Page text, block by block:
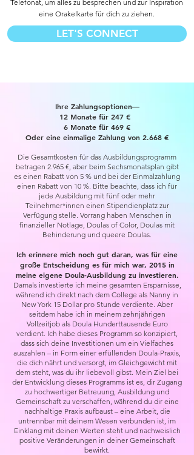
Telefonat, um alles zu besprechen und zur Inspiration
eine Orakelkarte für dich zu ziehen.
LET'S CONNECT
Ihre Zahlungsoptionen—
12 Monate für 247 €
6 Monate für 469 €
Oder eine einmalige Zahlung von 2.668 €
Die Gesamtkosten für das Ausbildungsprogramm
betragen 2.965 €, aber beim Sechsmonatsplan gibt
es einen Rabatt von 5 % und bei der Einmalzahlung
einen Rabatt von 10 %. Bitte beachte, dass ich für
jede Ausbildung mit fünf oder mehr
Teilnehmer*innen einen Stipendienplatz zur
Verfügung stelle. Vorrang haben Menschen in
finanzieller Notlage, Doulas of Color, Doulas mit
Behinderung und queere Doulas.
Ich erinnere mich noch gut daran, was für eine
große Entscheidung es für mich war, 2015 in
meine eigene Doula-Ausbildung zu investieren.
Damals investierte ich meine gesamten Ersparnisse,
während ich direkt nach dem College als Nanny in
New York 15 Dollar pro Stunde verdiente. Aber
seitdem habe ich in meinem zehnjährigen
Vollzeitjob als Doula Hunderttausende Euro
verdient. Ich habe dieses Programm so konzipiert,
dass sich deine Investitionen um ein Vielfaches
auszahlen – in Form einer erfüllenden Doula-Praxis,
die dich nährt und versorgt, im Gleichgewicht mit
dem steht, was du ihr liebevoll gibst. Mein Ziel bei
der Entwicklung dieses Programms ist es, dir Zugang
zu hochwertiger Betreuung, Ausbildung und
Gemeinschaft zu verschaffen, während du dir eine
nachhaltige Praxis aufbaust – eine Arbeit, die
untrennbar mit deinem Wesen verbunden ist, im
Einklang mit deinen Werten steht und nachweislich
positive Veränderungen in deiner Gemeinschaft
bewirkt.